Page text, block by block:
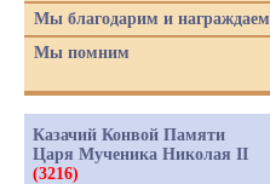
Мы благодарим и награждаем
Мы помним
Казачий Конвой Памяти
Царя Мученика Николая II
(3216)